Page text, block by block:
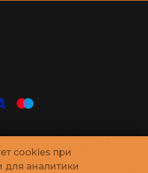
cookies при
для аналитики
29-03000